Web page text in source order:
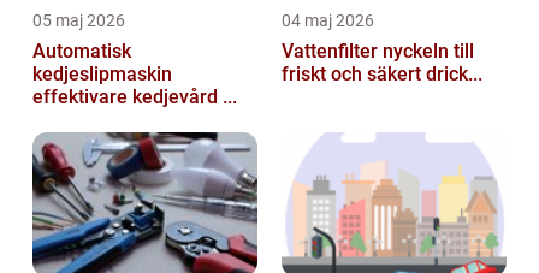
05 maj 2026
Automatisk
kedjeslipmaskin
effektivare kedjevård ...
04 maj 2026
Vattenfilter nyckeln till
friskt och säkert drick...